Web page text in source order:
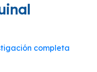
completa